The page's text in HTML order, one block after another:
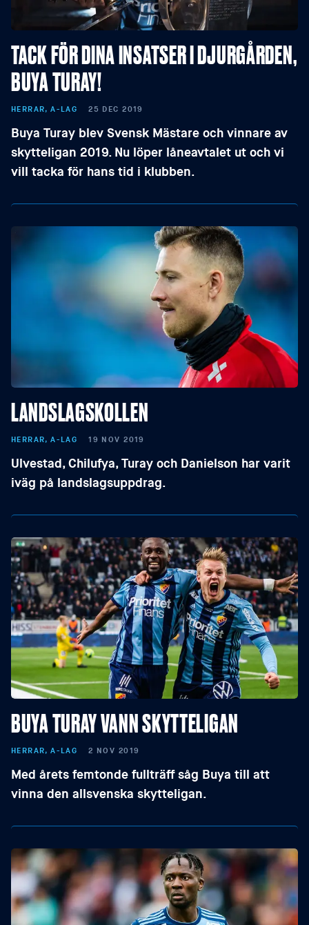
TACK FÖR DINA INSATSER I DJURGÅRDEN,
BUYA TURAY!
HERRAR, A-LAG 25 DEC 2019
Buya Turay blev Svensk Mästare och vinnare av
skytteligan 2019. Nu löper låneavtalet ut och vi
vill tacka för hans tid i klubben.
LANDSLAGSKOLLEN
HERRAR, A-LAG 19 NOV 2019
Ulvestad, Chilufya, Turay och Danielson har varit
iväg på landslagsuppdrag.
BUYA TURAY VANN SKYTTELIGAN
HERRAR, A-LAG 2 NOV 2019
Med årets femtonde fullträff såg Buya till att
vinna den allsvenska skytteligan.